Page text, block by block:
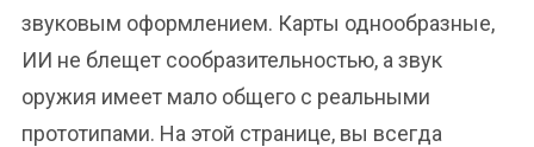
звуковым оформлением. Карты однообразные,
ИИ не блещет сообразительностью, а звук
оружия имеет мало общего с реальными
прототипами. На этой странице, вы всегда